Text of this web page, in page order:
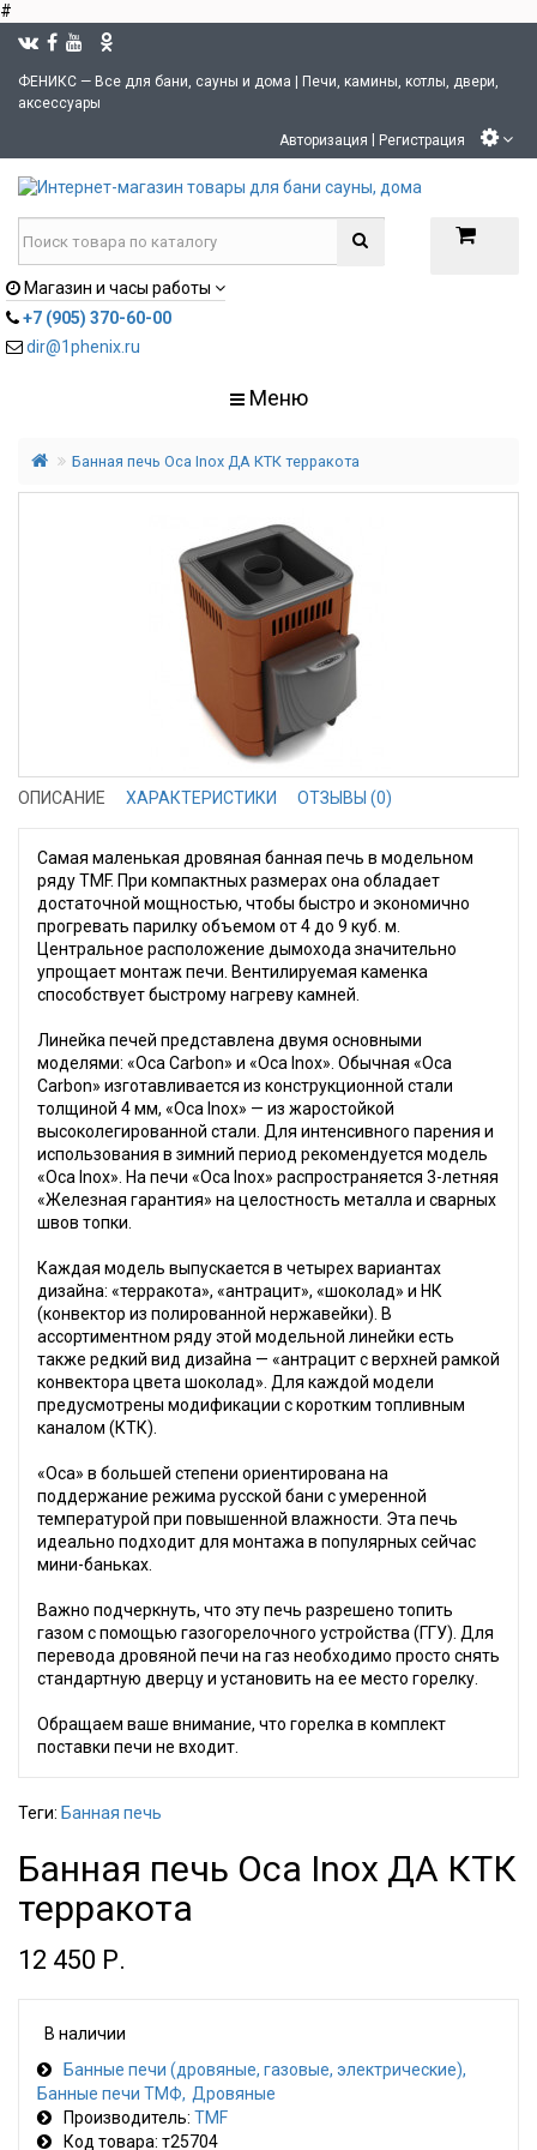
#
ФЕНИКС — Все для бани, сауны и дома | Печи, камины, котлы, двери,
аксессуары
Авторизация | Регистрация
Магазин и часы работы
+7 (905) 370-60-00
dir@1phenix.ru
Меню
Банная печь Оса Inox ДА КТК терракота
ОПИСАНИЕ ХАРАКТЕРИСТИКИ ОТЗЫВЫ (0)
Самая маленькая дровяная банная печь в модельном
ряду TMF. При компактных размерах она обладает
достаточной мощностью, чтобы быстро и экономично
прогревать парилку объемом от 4 до 9 куб. м.
Центральное расположение дымохода значительно
упрощает монтаж печи. Вентилируемая каменка
способствует быстрому нагреву камней.
Линейка печей представлена двумя основными
моделями: «Оса Carbon» и «Оса Inox». Обычная «Оса
Carbon» изготавливается из конструкционной стали
толщиной 4 мм, «Оса Inox» — из жаростойкой
высоколегированной стали. Для интенсивного парения и
использования в зимний период рекомендуется модель
«Оса Inox». На печи «Оса Inox» распространяется 3-летняя
«Железная гарантия» на целостность металла и сварных
швов топки.
Каждая модель выпускается в четырех вариантах
дизайна: «терракота», «антрацит», «шоколад» и НК
(конвектор из полированной нержавейки). В
ассортиментном ряду этой модельной линейки есть
также редкий вид дизайна — «антрацит с верхней рамкой
конвектора цвета шоколад». Для каждой модели
предусмотрены модификации с коротким топливным
каналом (КТК).
«Оса» в большей степени ориентирована на
поддержание режима русской бани с умеренной
температурой при повышенной влажности. Эта печь
идеально подходит для монтажа в популярных сейчас
мини-баньках.
Важно подчеркнуть, что эту печь разрешено топить
газом с помощью газогорелочного устройства (ГГУ). Для
перевода дровяной печи на газ необходимо просто снять
стандартную дверцу и установить на ее место горелку.
Обращаем ваше внимание, что горелка в комплект
поставки печи не входит.
Теги: Банная печь
Банная печь Оса Inox ДА КТК
терракота
12 450 Р.
В наличии
Банные печи (дровяные, газовые, электрические)
Банные печи ТМФ Дровяные
Производитель: TMF
Код товара: т25704